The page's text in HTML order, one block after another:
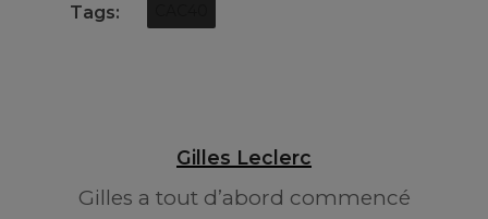
Tags:
Gilles Leclerc
Gilles a tout d’abord commencé